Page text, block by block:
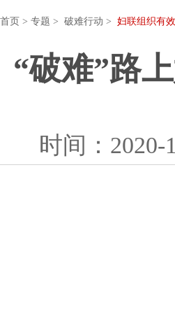
首页 > 专题 > 破难行动 > 妇联组织有
“破难”路
时间：